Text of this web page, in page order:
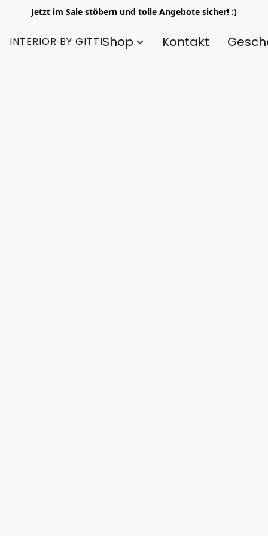
Jetzt im Sale stöbern und tolle Angebote sicher! :)
INTERIOR BY GITTIShop Kontakt